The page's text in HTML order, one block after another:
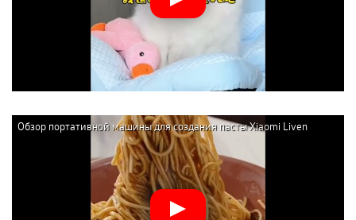
Обзор портативной машины для создания пасты Xiaomi Liven
Wireless Handheld Noodle Press (ML-A410)